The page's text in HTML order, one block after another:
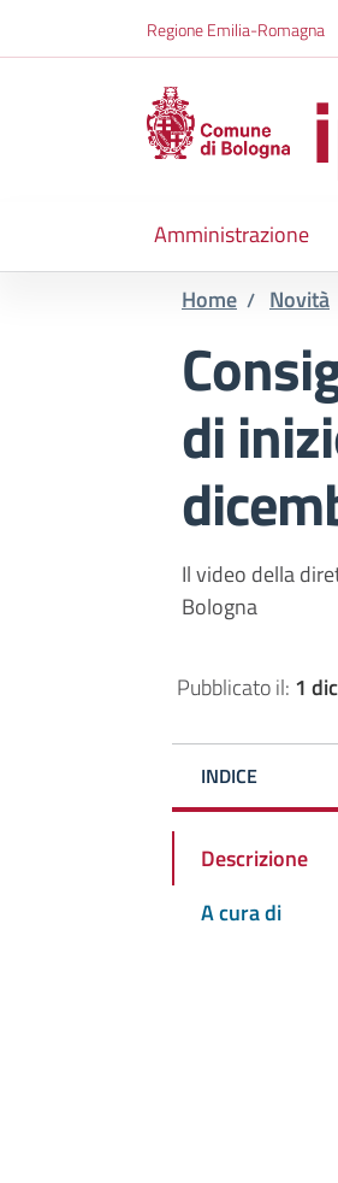
Regione Emilia-Romagna
Amministrazione
Home / Novità
di
Il video della
Bologna
Pubblicato il: 1
INDICE
Descrizione
A cura di